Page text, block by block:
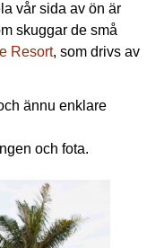
vår sida av ön är
skuggar de små
Resort, som drivs av
ännu enklare
och fota.